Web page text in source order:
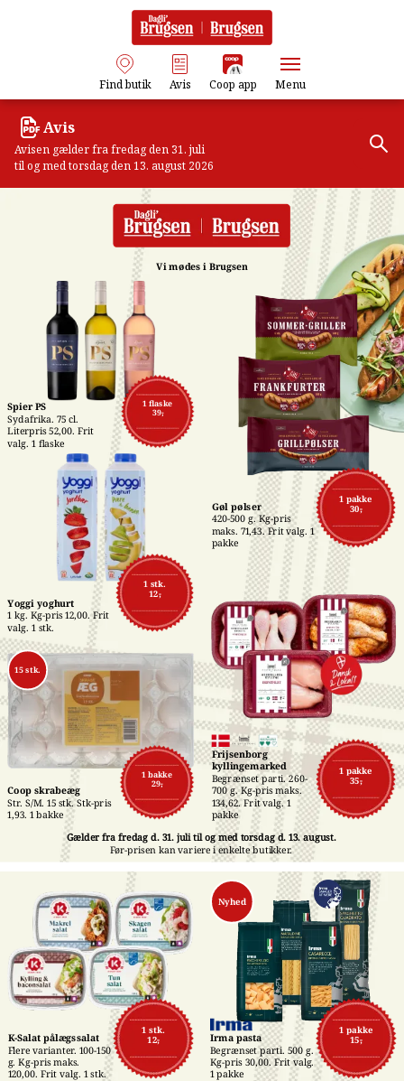
Find butik Avis Coop app Menu
Avis
Avisen gælder fra fredag den 31. juli
til og med torsdag den 13. august 2026
Vi mødes i Brugsen
1 pakke
30,-
Gøl pølser
420-500 g. Kg-pris
maks. 71,43. Frit valg. 1
pakke
1 pakke
35,-
Frijsenborg
kyllingemarked
Begrænset parti. 260-
700 g. Kg-pris maks.
134,62. Frit valg. 1
pakke
Gælder fra fredag d. 31. juli til og med torsdag d. 13. august.
Før-prisen kan variere i enkelte butikker.
1 bakke
29,-
15 stk.
Coop skrabeæg
Str. S/M. 15 stk. Stk-pris
1,93. 1 bakke
1 stk.
12,-
Yoggi yoghurt
1 kg. Kg-pris 12,00. Frit
valg. 1 stk.
1 flaske
39,-
Spier PS
Sydafrika. 75 cl.
Literpris 52,00. Frit
valg. 1 flaske
1 stk.
12,-
K-Salat pålægssalat
Flere varianter. 100-150
g. Kg-pris maks.
120,00. Frit valg. 1 stk.
1 pakke
15,-
Nyhed
Irma pasta
Begrænset parti. 500 g.
Kg-pris 30,00. Frit valg.
1 pakke